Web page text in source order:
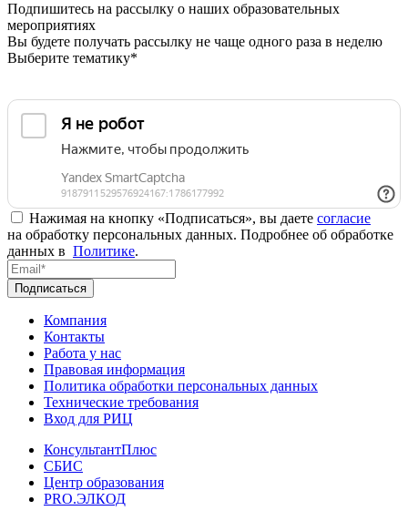
Подпишитесь на рассылку о наших образовательных
мероприятиях
Вы будете получать рассылку не чаще одного раза в неделю
Выберите тематику*
Нажимая на кнопку «Подписаться», вы даете согласие
на обработку персональных данных. Подробнее об обработке
данных в Политике.
Подписаться
Компания
Контакты
Работа у нас
Правовая информация
Политика обработки персональных данных
Технические требования
Вход для РИЦ
КонсультантПлюс
СБИС
Центр образования
PRO.ЭЛКОД